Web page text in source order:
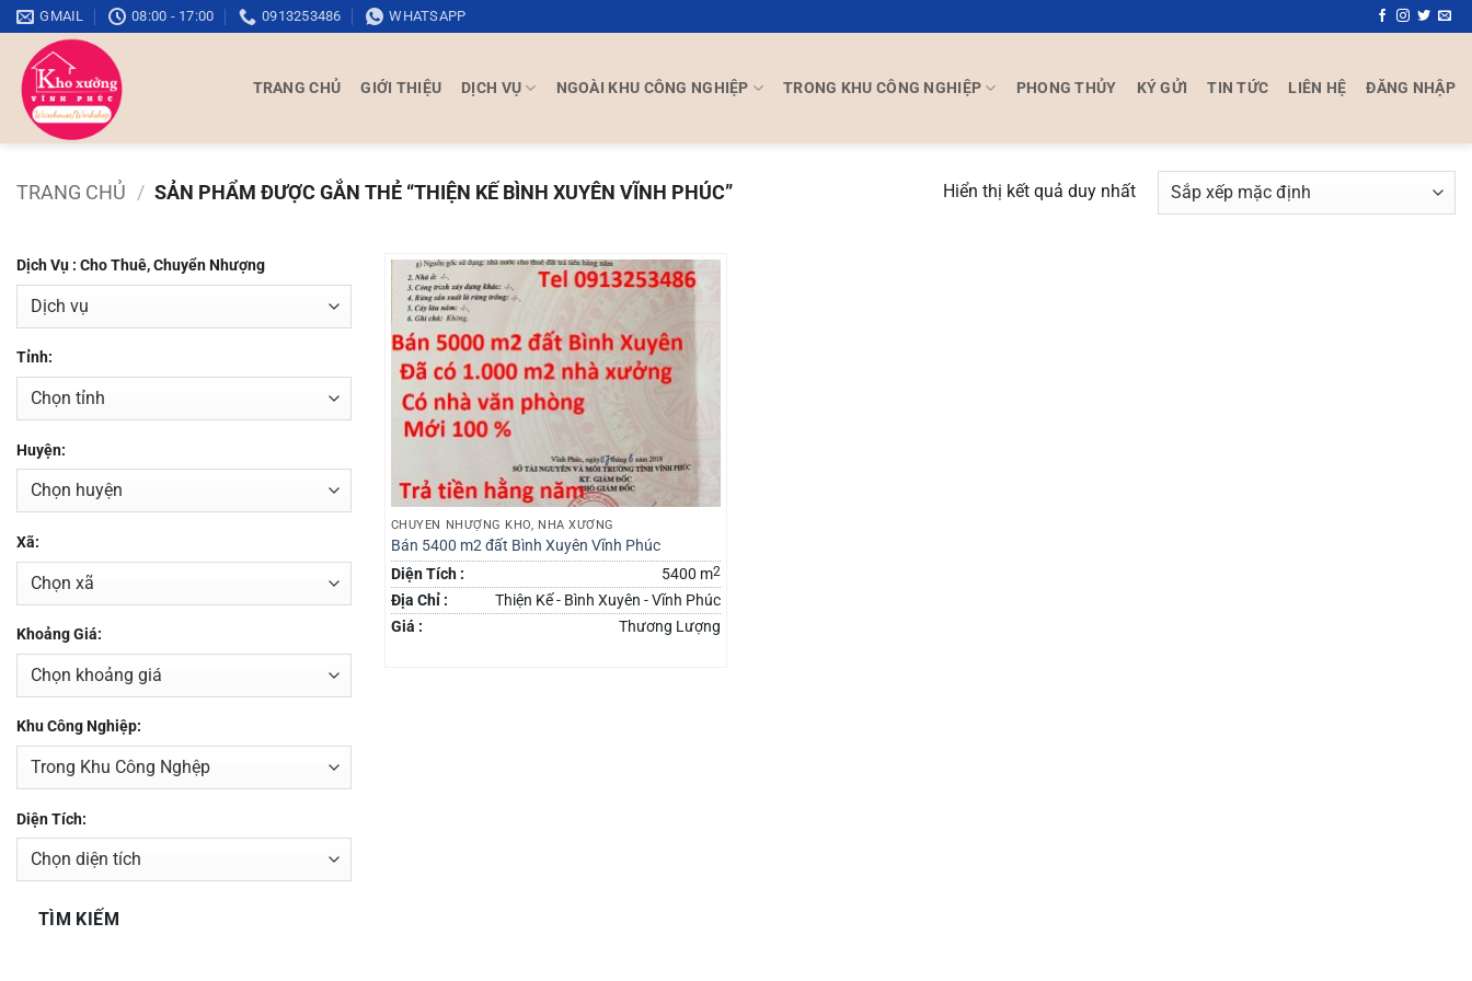
Bỏ
qua
dung
GMAIL 08:00 - 17:00 0913253486 WHATSAPP
TRANG CHỦ GIỚI THIỆU DỊCH VỤ NGOÀI KHU CÔNG NGHIỆP TRONG KHU CÔNG NGHIỆP PHONG THỦY KÝ GỬI TIN TỨC LIÊN HỆ ĐĂNG NHẬP
TRANG CHỦ / SẢN PHẨM ĐƯỢC GẮN THẺ “THIỆN KẾ BÌNH XUYÊN VĨNH PHÚC” Hiển thị kết quả duy nhất
Dịch Vụ : Cho Thuê, Chuyển Nhượng
Tỉnh:
Huyện:
Xã:
Khoảng Giá:
Khu Công Nghiệp:
Diện Tích:
TÌM KIẾM
CHUYỂN NHƯỢNG KHO, NHÀ XƯỞNG
Bán 5400 m2 đất Bình Xuyên Vĩnh Phúc
Diện Tích :
5400 m2
Địa Chỉ :
Thiện Kế - Bình Xuyên - Vĩnh Phúc
Giá :
Thương Lượng